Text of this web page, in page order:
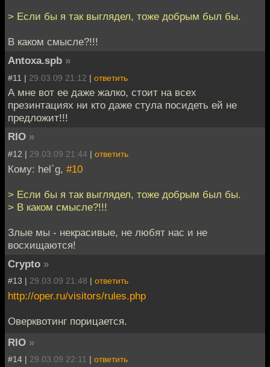
> Если бы я так выглядел, тоже добрым был бы.
В каком смысле?!!!
Antoxa.spb »
#11 | 29.03.09 21:12 | ответить
А мне вот ее даже жалко, стоит на всех
презинтациях ни кто даже стула посидеть ей не
предложит!!!
RIO »
#12 | 29.03.09 21:44 | ответить
Кому: hel`g, #10
> Если бы я так выглядел, тоже добрым был бы.
> В каком смысле?!!!
Злые мы - некрасивые, не любят нас и не
восхищаются!
Crypto »
#13 | 29.03.09 21:48 | ответить
http://oper.ru/visitors/rules.php
Оверквотинг порицается.
RIO »
#14 | 29.03.09 22:11 | ответить